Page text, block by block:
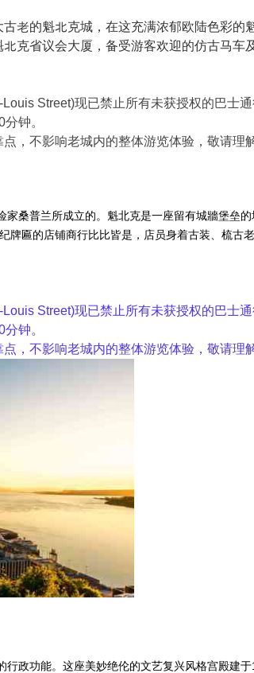
老的魁北克城，在这充满浓郁欧陆色彩的
克省议会大厦，备受游客欢迎的仿古马车
Street)现已禁止所有未获授权的巴士
钟。
，不影响老城内的整体游览体验，敬请理解
桑普兰所成立的。魁北克是一座留有城牆堡垒
匾的店铺商行比比皆是，店员身着古装、梳古
Street)现已禁止所有未获授权的巴士
钟。
，不影响老城内的整体游览体验，敬请理解
政功能。这座美妙绝伦的文艺复兴风格宫殿建